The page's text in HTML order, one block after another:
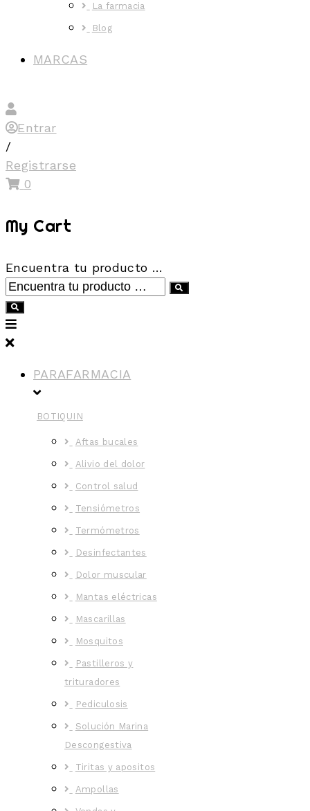
La farmacia
Blog
MARCAS
Entrar
/
Registrarse
0
My Cart
Encuentra tu producto …
PARAFARMACIA
BOTIQUIN
Aftas bucales
Alivio del dolor
Control salud
Tensiómetros
Termómetros
Desinfectantes
Dolor muscular
Mantas eléctricas
Mascarillas
Mosquitos
Pastilleros y
trituradores
Pediculosis
Solución Marina
Descongestiva
Tiritas y apositos
Ampollas